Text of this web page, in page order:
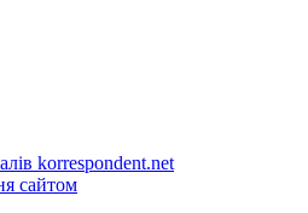
korrespondent.net
сайтом